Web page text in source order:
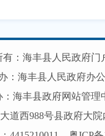
有：海丰县人民政府门
：海丰县人民政府办
：海丰县政府网站管理
道西988号县政府大院